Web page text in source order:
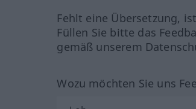
Fehlt eine Übersetzung,
Füllen Sie bitte das
gemäß unserem
Wozu möchten Sie uns